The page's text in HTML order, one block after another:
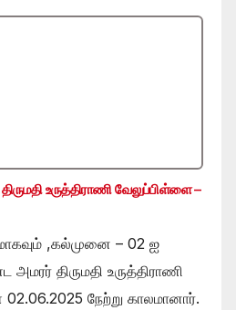
உருத்திராணி வேலுப்பிள்ளை –
,கல்முனை – 02 ஐ
திருமதி உருத்திராணி
நேற்று காலமானார்.